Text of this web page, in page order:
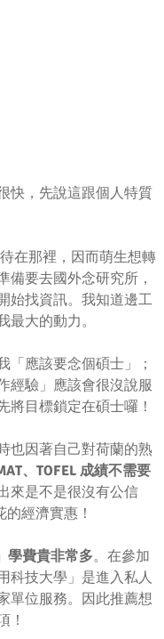
快，先說這跟個人特質
在那裡，因而萌生想轉
要去國外念研究所，
始找資訊。我知道邊工
大的動力。
應該要念個碩士」；
經驗」應該會很沒說服
目標鎖定在碩士囉！
也因著自己對荷蘭的熟
、TOFEL 成績不需要
來是不是很沒有公信
經濟實惠！
學費貴非常多。在參加
科技大學」是進入私人
單位服務。因此推薦想
！